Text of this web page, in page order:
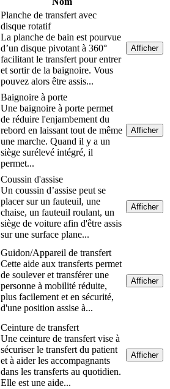
Planche de transfert avec
disque rotatif
La planche de bain est pourvue
d’un disque pivotant à 360°
facilitant le transfert pour entrer
et sortir de la baignoire. Vous
pouvez alors être assis...
Afficher
Baignoire à porte
Une baignoire à porte permet
de réduire l'enjambement du
rebord en laissant tout de même
une marche. Quand il y a un
siège surélevé intégré, il
permet...
Afficher
Coussin d'assise
Un coussin d’assise peut se
placer sur un fauteuil, une
chaise, un fauteuil roulant, un
siège de voiture afin d'être assis
sur une surface plane...
Afficher
Guidon/Appareil de transfert
Cette aide aux transferts permet
de soulever et transférer une
personne à mobilité réduite,
plus facilement et en sécurité,
d'une position assise à...
Afficher
Ceinture de transfert
Une ceinture de transfert vise à
sécuriser le transfert du patient
et à aider les accompagnants
dans les transferts au quotidien.
Elle est une aide...
Afficher